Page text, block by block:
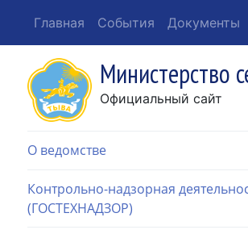
Главная События Документы
Министерство
Официальный сайт
О ведомстве
Контрольно-надзорная
(ГОСТЕХНАДЗОР)